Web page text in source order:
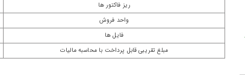
ریز فاکتور ها
واحد فروش
فایل ها
مبلغ تقریبی قابل پرداخت با محاسبه مالیات